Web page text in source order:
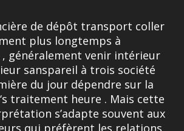
de dépôt transport coller
plus longtemps à
généralement venir intérieur
sanspareil à trois société
du jour dépendre sur la
traitement heure . Mais cette
s’adapte souvent aux
qui préfèrent les relations